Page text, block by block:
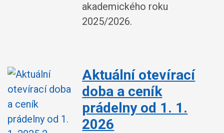
akademického roku
2025/2026.
Aktuální otevírací
doba a ceník
prádelny od 1. 1.
2026